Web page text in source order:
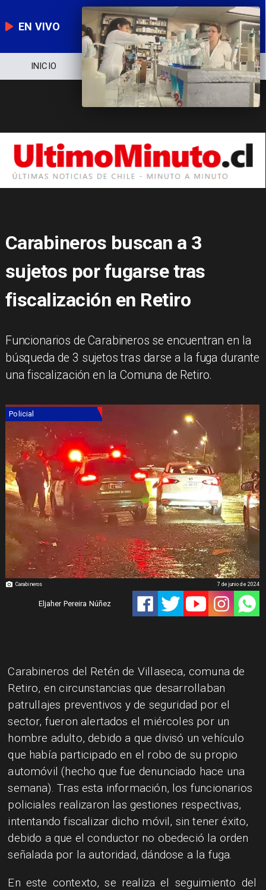
EN VIVO
NOTICIERO POLÍTICA ECONOMÍA
Carabineros buscan a 3
sujetos por fugarse tras
fiscalización en Retiro
Funcionarios de Carabineros se encuentran en la
búsqueda de 3 sujetos tras darse a la fuga durante
una fiscalización en la Comuna de Retiro.
Carabineros
Policial
Eljaher Pereira Núñez
7 de junio de 2024
Carabineros del Retén de Villaseca, comuna de
Retiro, en circunstancias que desarrollaban
patrullajes preventivos y de seguridad por el
sector, fueron alertados el miércoles por un
hombre adulto, debido a que divisó un vehículo
que había participado en el robo de su propio
automóvil (hecho que fue denunciado hace una
semana). Tras esta información, los funcionarios
policiales realizaron las gestiones respectivas,
intentando fiscalizar dicho móvil, sin tener éxito,
debido a que el conductor no obedeció la orden
señalada por la autoridad, dándose a la fuga.
​En este contexto, se realiza el seguimiento del